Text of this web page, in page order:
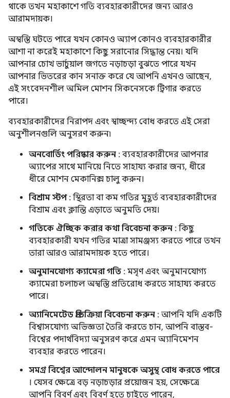
থাকে তখন মহাকাশে গতি ব্যবহারকারীদের জন্য আরও
আরামদায়ক।
অস্বস্তি ঘটতে পারে যখন কোনও অ্যাপ কোনও ব্যবহারকারীর
আশা না করেই মহাকাশে কিছু সরানোর সিদ্ধান্ত নেয়। যদি
আপনার চোখ ভার্চুয়াল জগতে নড়াচড়া বুঝতে পারে যখন
আপনার ভিতরের কান সনাক্ত করে যে আপনি এখনও আছেন,
এই সংবেদনশীল অমিল মোশন সিকনেসকে ট্রিগার করতে
পারে।
ব্যবহারকারীদের নিরাপদ এবং স্বাচ্ছন্দ্য বোধ করতে এই সেরা
অনুশীলনগুলি অনুসরণ করুন৷
অনবোর্ডিং পরিষ্কার করুন : ব্যবহারকারীদের আপনার
অ্যাপের সাথে মানিয়ে নিতে সাহায্য করার জন্য, ধীরে
ধীরে মোশন মেকানিক্স চালু করুন।
বিশ্রাম স্টপ: স্থিরতা বা কম গতির মুহূর্ত ব্যবহারকারীদের
বিশ্রাম এবং ক্লান্তি এড়াতে অনুমতি দেয়।
গতিকে ঐচ্ছিক করার কথা বিবেচনা করুন : কিছু
ব্যবহারকারী যখন গতির মাত্রা সামঞ্জস্য করতে পারে তখন
তারা আরও আরামদায়ক হতে পারে।
অনুমানযোগ্য ক্যামেরা গতি : মসৃণ এবং অনুমানযোগ্য
ক্যামেরা চলাচল অস্বস্তি প্রতিরোধ করতে সাহায্য করতে
পারে।
অ্যানিমেটেড প্রতিক্রিয়া বিবেচনা করুন : আপনি যদি একটি
বিশ্বাসযোগ্য অভিজ্ঞতা তৈরি করতে চান, আপনি বাস্তব-
বিশ্বের পদার্থবিদ্যা অনুসরণ করে এমন অ্যানিমেশন
ব্যবহার করতে পারেন।
সমগ্র বিশ্বের আন্দোলন মানুষকে অসুস্থ বোধ করতে পারে
। যেসব ক্ষেত্রে বড় নড়াচড়ার প্রয়োজন হয়, সেক্ষেত্রে
আপনি বিবর্ণ এবং বিবর্ণ হতে চাইতে পারেন,